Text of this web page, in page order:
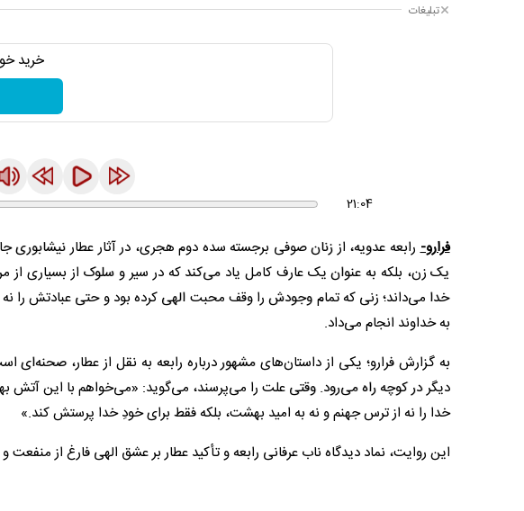
تبلیغات
خرید
21:04
فرارو-رابعه عدویه، از زنان صوفی برجسته سده دوم هجری، در آثار عطار نیشابوری
یک زن، بلکه به عنوان یک عارف کامل یاد می‌کند که در سیر و سلوک از بسیاری از
خدا می‌داند؛ زنی که تمام وجودش را وقف محبت الهی کرده بود و حتی عبادتش را
به خداوند انجام می‌داد.
به گزارش فرارو؛ یکی از داستان‌های مشهور درباره رابعه به نقل از عطار،
دیگر در کوچه راه می‌رود. وقتی علت را می‌پرسند، می‌گوید: «می‌خواهم با این
خدا را نه از ترس جهنم و نه به امید بهشت، بلکه فقط برای خودِ خدا پرستش کند.»
این روایت، نماد دیدگاه ناب عرفانی رابعه و تأکید عطار بر عشق الهی فارغ از